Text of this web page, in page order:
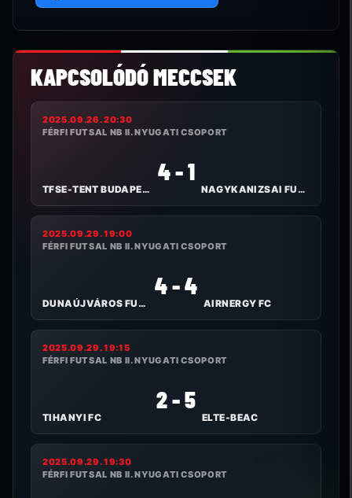
KAPCSOLÓDÓ MECCSEK
2025.09.26. 20:30
FÉRFI FUTSAL NB II. NYUGATI CSOPORT
TFSE-TENT BUDAPEST
4 - 1
NAGYKANIZSAI FUTSAL CLUB
2025.09.29. 19:00
FÉRFI FUTSAL NB II. NYUGATI CSOPORT
DUNAÚJVÁROS FUTSAL
4 - 4
AIRNERGY FC
2025.09.29. 19:15
FÉRFI FUTSAL NB II. NYUGATI CSOPORT
TIHANYI FC
2 - 5
ELTE-BEAC
2025.09.29. 19:30
FÉRFI FUTSAL NB II. NYUGATI CSOPORT